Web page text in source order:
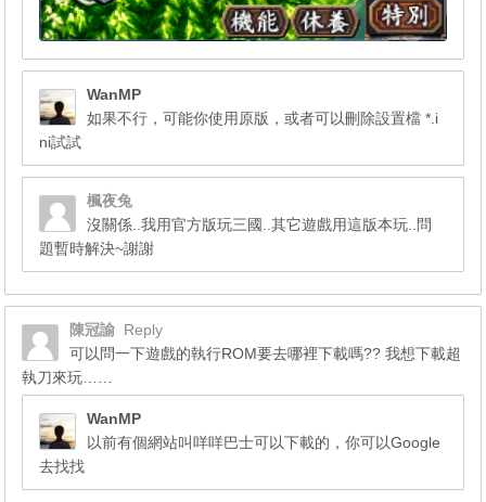
WanMP
如果不行，可能你使用原版，或者可以刪除設置檔 *.i
ni試試
楓夜兔
沒關係..我用官方版玩三國..其它遊戲用這版本玩..問
題暫時解決~謝謝
陳冠諭 Reply
可以問一下遊戲的執行ROM要去哪裡下載嗎?? 我想下載超
執刀來玩……
WanMP
以前有個網站叫咩咩巴士可以下載的，你可以Google
去找找